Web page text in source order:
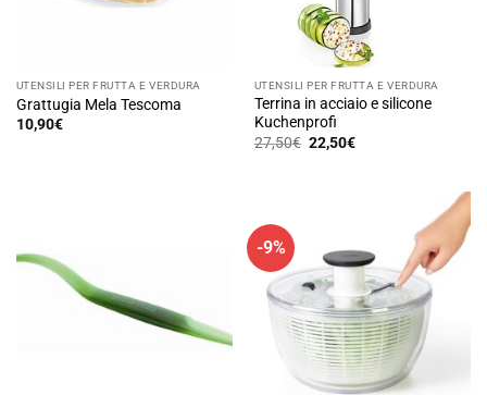
UTENSILI PER FRUTTA E VERDURA
Grattugia Mela Tescoma
10,90€
UTENSILI PER FRUTTA E VERDURA
Terrina in acciaio e silicone
Kuchenprofi
27,50€ Il
prezzo
22,50€Il
-9%